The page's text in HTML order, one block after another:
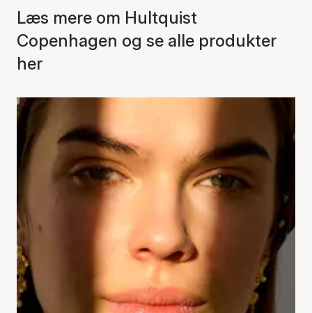
Læs mere om Hultquist
Copenhagen og se alle produkter
her